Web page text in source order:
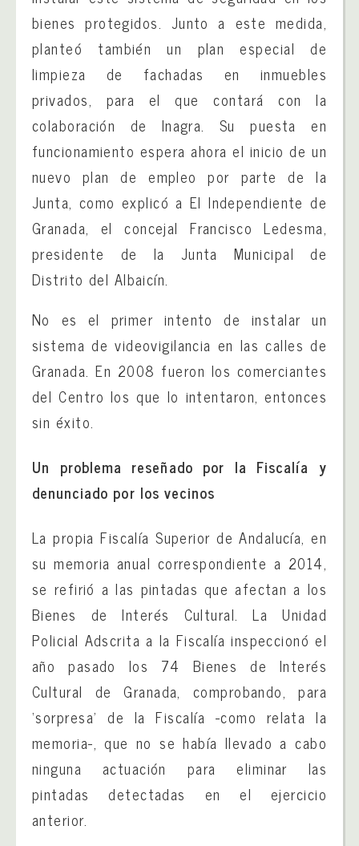
bienes protegidos. Junto a este medida,
planteó también un plan especial de
limpieza de fachadas en inmuebles
privados, para el que contará con la
colaboración de Inagra. Su puesta en
funcionamiento espera ahora el inicio de un
nuevo plan de empleo por parte de la
Junta, como explicó a El Independiente de
Granada, el concejal Francisco Ledesma,
presidente de la Junta Municipal de
Distrito del Albaicín.
No es el primer intento de instalar un
sistema de videovigilancia en las calles de
Granada. En 2008 fueron los comerciantes
del Centro los que lo intentaron, entonces
sin éxito.
Un problema reseñado por la Fiscalía y
denunciado por los vecinos
La propia Fiscalía Superior de Andalucía, en
su memoria anual correspondiente a 2014,
se refirió a las pintadas que afectan a los
Bienes de Interés Cultural. La Unidad
Policial Adscrita a la Fiscalía inspeccionó el
año pasado los 74 Bienes de Interés
Cultural de Granada, comprobando, para
‘sorpresa’ de la Fiscalía -como relata la
memoria-, que no se había llevado a cabo
ninguna actuación para eliminar las
pintadas detectadas en el ejercicio
anterior.